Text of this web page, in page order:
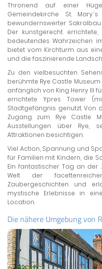
Thronend auf einer
Gemeindekirche St.
bewundernswerter
Der kunstgerecht
bedeutendes Wahrzeichen
bietet vom Kirchturm aus
und die faszinierende
Zu den vielbesuchten
berühmte Rye Castle
anfänglich von King Henry III
errichtete Ypres Tower
Stadtgefängnis genutzt. Von
Zugang zum Rye Castle
Ausstellungen über Rye,
Attraktionen besichtigen.
Viel Action, Spannung und
für Familien mit Kindern, die
Ein fantastischer Tag an der
Welt der
Zaubergeschichten und
mystische Erlebnisse in
Location.
Die nähere Umgebung von